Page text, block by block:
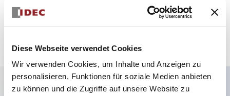
Diese Webseite verwendet Cookies
Wir verwenden Cookies, um Inhalte und Anzeigen zu
personalisieren, Funktionen für soziale Medien anbieten
zu können und die Zugriffe auf unsere Website zu
zum Zitat hinzufügen